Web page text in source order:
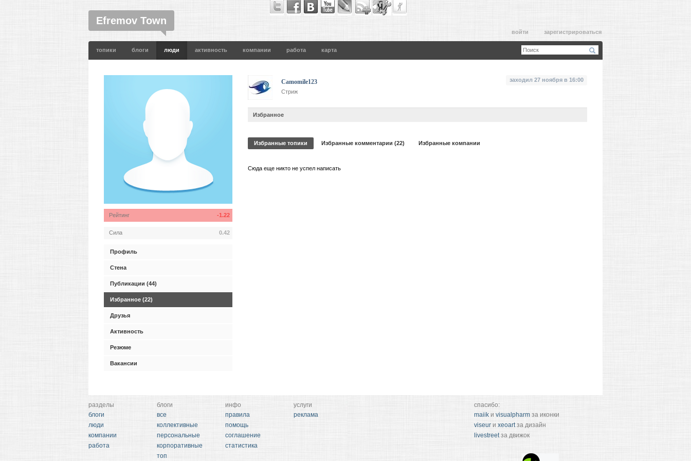
Efremov Town
войти зарегистрироваться
топики блоги люди активность компании работа карта
Camomile123
Стриж
заходил 27 ноября в 16:00
Избранное
Избранные топики Избранные комментарии (22) Избранные компании
Сюда еще никто не успел написать
Рейтинг -1.22
Сила 0.42
Профиль
Стена
Публикации (44)
Избранное (22)
Друзья
Активность
Резюме
Вакансии
спасибо:
maiik и visualpharm за иконки
viseur и xeoartза дизайн
livestreetза движок
разделы
блоги
люди
компании
работа
блоги
все
коллективные
персональные
корпоративные
топ
инфо
правила
помощь
соглашение
статистика
услуги
реклама